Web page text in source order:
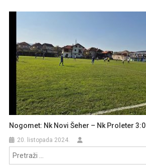
Nogomet: Nk Novi Šeher – Nk Proleter 3:0
20. listopada 2024.